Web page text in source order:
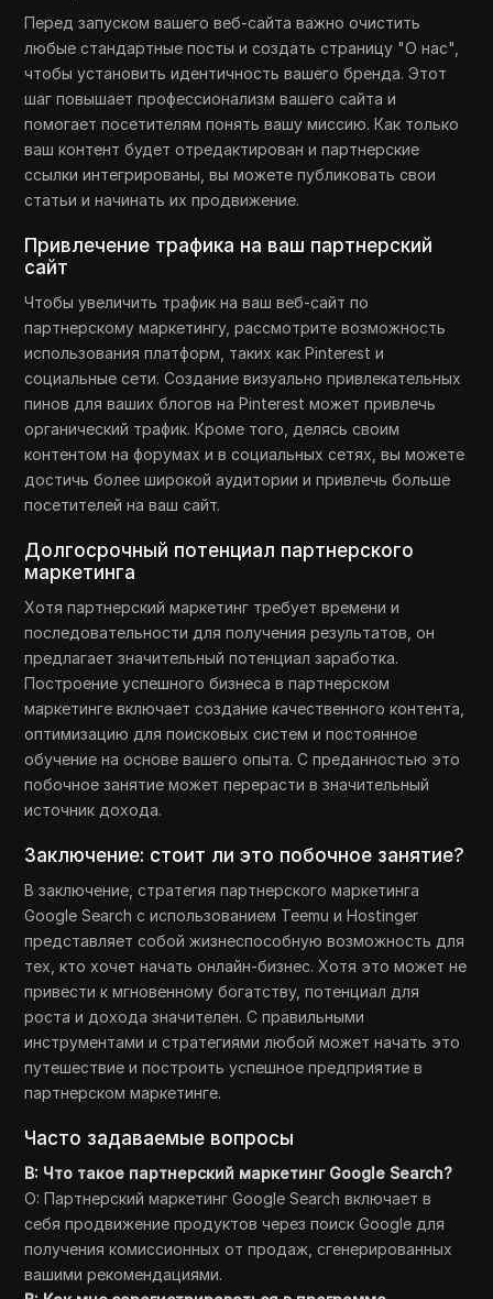
Перед запуском вашего веб-сайта важно очистить
любые стандартные посты и создать страницу "О нас",
чтобы установить идентичность вашего бренда. Этот
шаг повышает профессионализм вашего сайта и
помогает посетителям понять вашу миссию. Как только
ваш контент будет отредактирован и партнерские
ссылки интегрированы, вы можете публиковать свои
статьи и начинать их продвижение.
Привлечение трафика на ваш партнерский
сайт
Чтобы увеличить трафик на ваш веб-сайт по
партнерскому маркетингу, рассмотрите возможность
использования платформ, таких как Pinterest и
социальные сети. Создание визуально привлекательных
пинов для ваших блогов на Pinterest может привлечь
органический трафик. Кроме того, делясь своим
контентом на форумах и в социальных сетях, вы можете
достичь более широкой аудитории и привлечь больше
посетителей на ваш сайт.
Долгосрочный потенциал партнерского
маркетинга
Хотя партнерский маркетинг требует времени и
последовательности для получения результатов, он
предлагает значительный потенциал заработка.
Построение успешного бизнеса в партнерском
маркетинге включает создание качественного контента,
оптимизацию для поисковых систем и постоянное
обучение на основе вашего опыта. С преданностью это
побочное занятие может перерасти в значительный
источник дохода.
Заключение: стоит ли это побочное занятие?
В заключение, стратегия партнерского маркетинга
Google Search с использованием Teemu и Hostinger
представляет собой жизнеспособную возможность для
тех, кто хочет начать онлайн-бизнес. Хотя это может не
привести к мгновенному богатству, потенциал для
роста и дохода значителен. С правильными
инструментами и стратегиями любой может начать это
путешествие и построить успешное предприятие в
партнерском маркетинге.
Часто задаваемые вопросы
В: Что такое партнерский маркетинг Google Search?
О: Партнерский маркетинг Google Search включает в
себя продвижение продуктов через поиск Google для
получения комиссионных от продаж, сгенерированных
вашими рекомендациями.